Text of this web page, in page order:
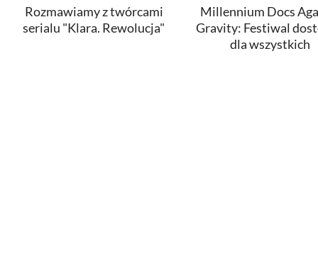
Rozmawiamy z twórcami
serialu "Klara. Rewolucja"
Millennium Docs
Gravity: Festiwal
dla wszystkich